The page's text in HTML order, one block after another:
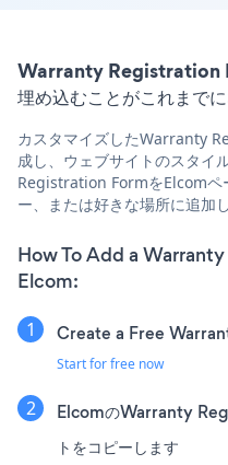
Warranty Registration
埋め込むことがこれまで
カスタマイズしたWarranty
成し、ウェブサイトのスタイ
Registration FormをElcomペ
ー、または好きな場所に追加
How To Add a
Elcom:
Create a Free
Start for free now
ElcomのWarranty
トをコピーします